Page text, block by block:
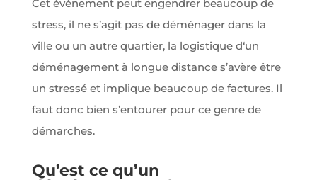
Cet événement peut engendrer beaucoup de
stress, il ne s’agit pas de déménager dans la
ville ou un autre quartier, la logistique d‘un
déménagement à longue distance s’avère être
un stressé et implique beaucoup de factures. Il
faut donc bien s’entourer pour ce genre de
démarches.
Qu’est ce qu’un